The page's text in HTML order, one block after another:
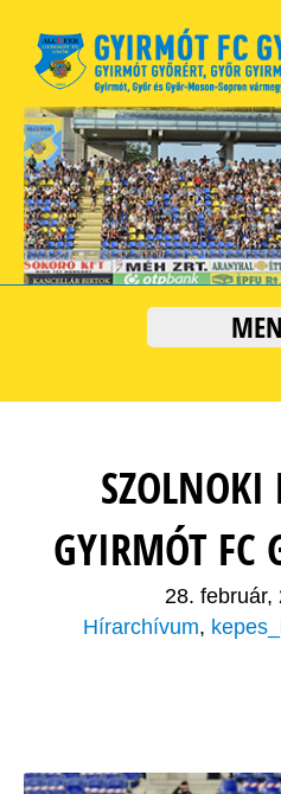
GYIRMÓT FC
28. február,
Hírarchívum,